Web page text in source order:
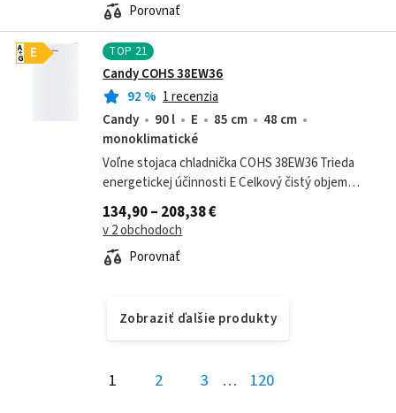
Porovnať
TOP 21
Candy COHS 38EW36
92 % 1 recenzia
E
A
G
Candy 90 l E 85 cm
48 cm
monoklimatické
Voľne stojaca chladnička COHS 38EW36 Trieda
energetickej účinnosti E Celkový čistý objem
chladničky 90 l Spotreba energie za deň 0,232
kWh/24 hod Ročná spotreba energie 85...
134,90 – 208,38 €
v 2 obchodoch
Porovnať
Zobraziť ďalšie produkty
1 2 3 … 120